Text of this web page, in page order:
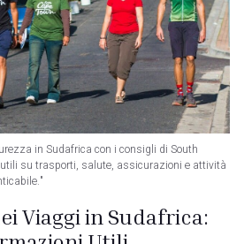
in Sudafrica con i consigli di South
su trasporti, salute, assicurazioni e attività
Viaggi in Sudafrica: